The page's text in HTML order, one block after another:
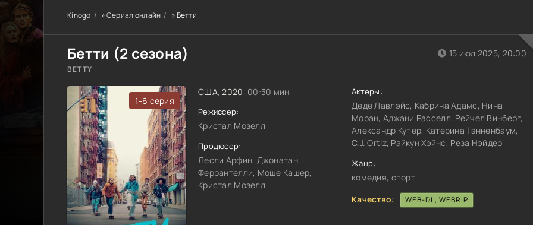
Kinogo »Сериал онлайн » Бетти
Бетти (2 сезона)
BETTY
1-6 серия
США,2020, 00:30 мин
Режиссер:
Кристал Мозелл
Продюсер:
Лесли Арфин, Джонатан
Феррантелли, Моше Кашер,
Кристал Мозелл
15 июл 2025, 20:00
Актеры:
Деде Лавлэйс, Кабрина Адамс, Нина
Моран, Аджани Расселл, Рейчел Винберг,
Александр Купер, Катерина Тэнненбаум,
C.J. Ortiz, Райкун Хэйнс, Реза Нэйдер
Жанр:
комедия, спорт
Качество:
WEB-DL, WEBRIP